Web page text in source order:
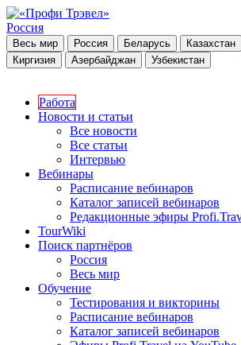
Россия
Весь мир Россия Беларусь Казахстан
Киргизия
Азербайджан Узбекистан
Работа
Новости и статьи
Все новости
Все статьи
Интервью
Вебинары
Расписание вебинаров
Каталог записей вебинаров
Редакционные эфиры
TourWiki
Поиск партнёров
Россия
Весь мир
Обучение
Тестирования и викторины
Расписание вебинаров
Каталог записей вебинаров